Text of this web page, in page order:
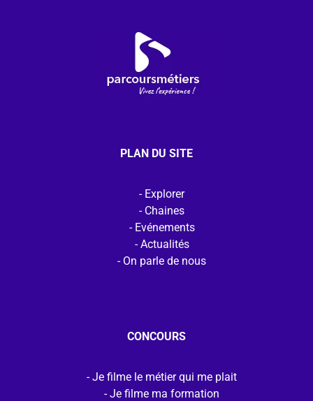
PLAN DU SITE
Explorer
Chaines
Evénements
Actualités
On parle de nous
CONCOURS
Je filme le métier qui me plait
Je filme ma formation